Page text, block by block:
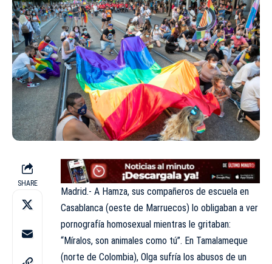
SHARE
Madrid.- A Hamza, sus compañeros de escuela en
Casablanca (oeste de Marruecos) lo obligaban a ver
pornografía homosexual mientras le gritaban:
“Míralos, son animales como tú”. En Tamalameque
(norte de Colombia), Olga sufría los abusos de un